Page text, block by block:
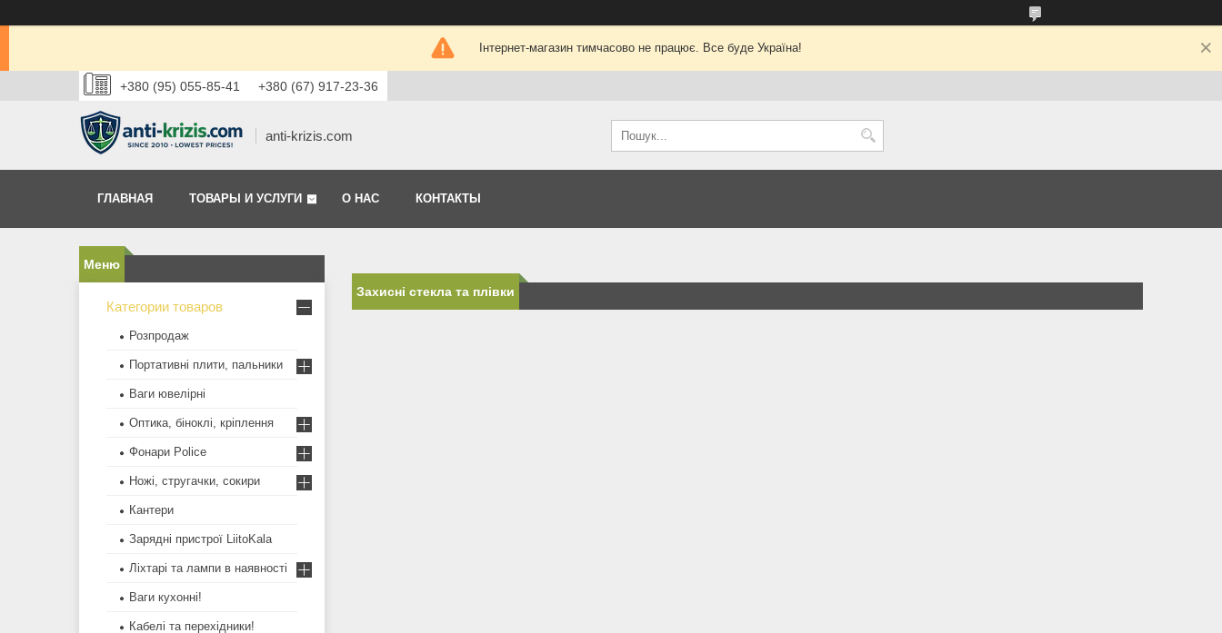
Інтернет-магазин тимчасово не працює. Все буде Україна!
+380 (95) 055-85-41 +380 (67) 917-23-36
anti-krizis.com
ГЛАВНАЯ ТОВАРЫ И УСЛУГИ О НАС КОНТАКТЫ
Захисні стекла та плівки
Категории товаров
Розпродаж
Портативні плити, пальники
Ваги ювелірні
Оптика, біноклі, кріплення
Фонари Police
Ножі, стругачки, сокири
Кантери
Зарядні пристрої LiitoKala
Ліхтарі та лампи в наявності
Ваги кухонні!
Кабелі та перехідники!